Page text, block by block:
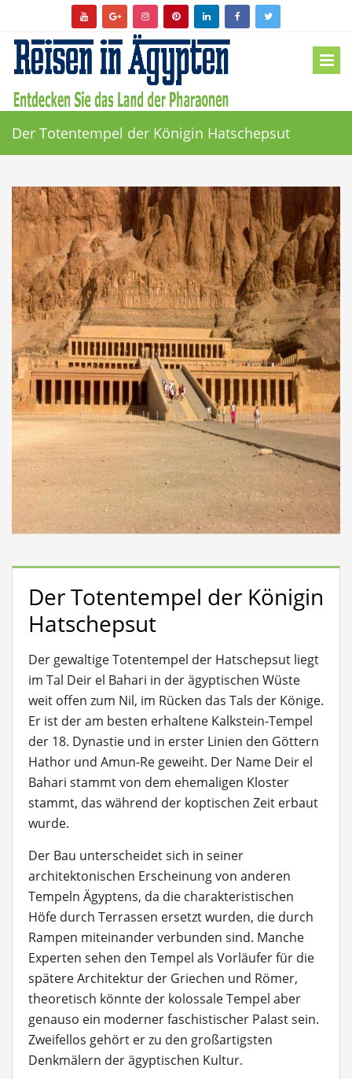
Der Totentempel der Königin Hatschepsut
Der Totentempel der Königin
Hatschepsut
Der gewaltige Totentempel der Hatschepsut liegt
im Tal Deir el Bahari in der ägyptischen Wüste
weit offen zum Nil, im Rücken das Tals der Könige.
Er ist der am besten erhaltene Kalkstein-Tempel
der 18. Dynastie und in erster Linien den Göttern
Hathor und Amun-Re geweiht. Der Name Deir el
Bahari stammt von dem ehemaligen Kloster
stammt, das während der koptischen Zeit erbaut
wurde.
Der Bau unterscheidet sich in seiner
architektonischen Erscheinung von anderen
Tempeln Ägyptens, da die charakteristischen
Höfe durch Terrassen ersetzt wurden, die durch
Rampen miteinander verbunden sind. Manche
Experten sehen den Tempel als Vorläufer für die
spätere Architektur der Griechen und Römer,
theoretisch könnte der kolossale Tempel aber
genauso ein moderner faschistischer Palast sein.
Zweifellos gehört er zu den großartigsten
Denkmälern der ägyptischen Kultur.